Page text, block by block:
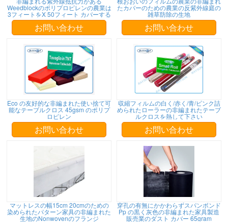
Weedblockのポリプロピレンの農業は
3フィートをX 50フィート カバーする
お問い合わせ
たカバーのための農業の反紫外線庭の
雑草防除の生地
お問い合わせ
Eco の友好的な非編まれた使い捨て可
能なテーブルクロス 45gsm のポリプ
ロピレン
お問い合わせ
収縮フィルムの白く/赤く/青/ピンク詰
められたローラーの非編まれたテーブ
ルクロスを熱して下さい
お問い合わせ
マットレスの幅15cm 20cmのための
染められたパターン家具の非編まれた
生地のNonwovenのフランジ
穿孔の有無にかかわらずスパンボンド
Pp の黒く灰色の非編まれた家具製造
販売業のダスト カバー 65gram